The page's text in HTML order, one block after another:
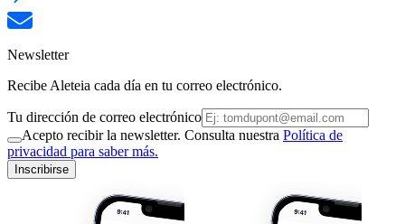
Newsletter
Recibe Aleteia cada día en tu correo electrónico.
Tu dirección de correo electrónico
Acepto recibir la newsletter. Consulta nuestra Política de
privacidad para saber más.
Inscribirse